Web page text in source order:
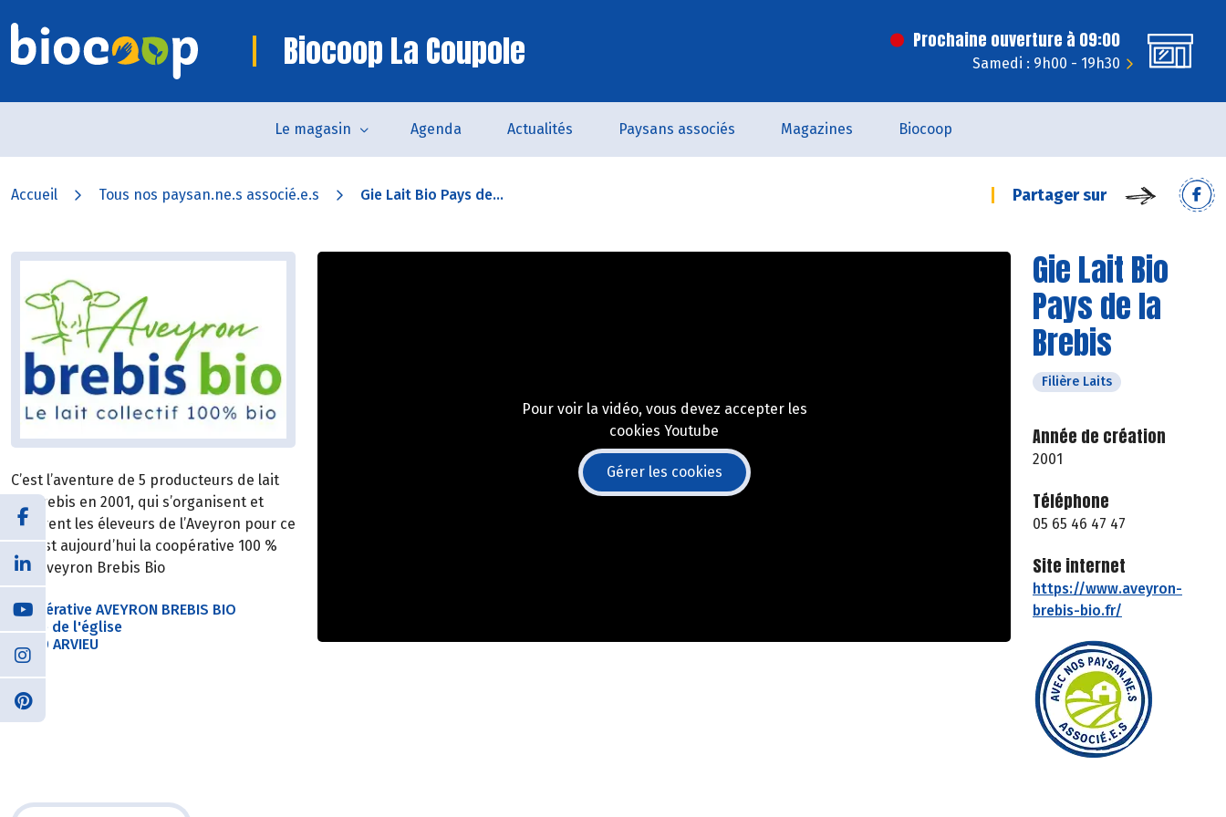
Biocoop La Coupole Prochaine ouverture à 09:00
Samedi : 9h00 - 19h30
Le magasin Agenda Actualités Paysans associés Magazines Biocoop
Accueil Tous nos paysan.ne.s associé.e.s Gie Lait Bio Pays de... Partager sur
Gie Lait Bio
Pays de la
Brebis
Filière Laits
Année de création
2001
Téléphone
05 65 46 47 47
Site internet
https://www.aveyron-
brebis-bio.fr/
C’est l’aventure de 5 producteurs de lait
de brebis en 2001, qui s’organisent et
fédèrent les éleveurs de l’Aveyron pour ce
qui est aujourd’hui la coopérative 100 %
BIO Aveyron Brebis Bio
Coopérative AVEYRON BREBIS BIO
Place de l'église
12120 ARVIEU
Pour voir la vidéo, vous devez accepter les
cookies Youtube
Gérer les cookies